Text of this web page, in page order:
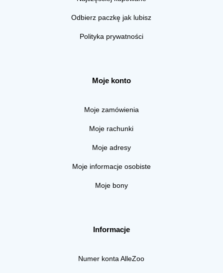
Odbierz paczkę jak lubisz
Polityka prywatności
Moje konto
Moje zamówienia
Moje rachunki
Moje adresy
Moje informacje osobiste
Moje bony
Informacje
Numer konta AlleZoo